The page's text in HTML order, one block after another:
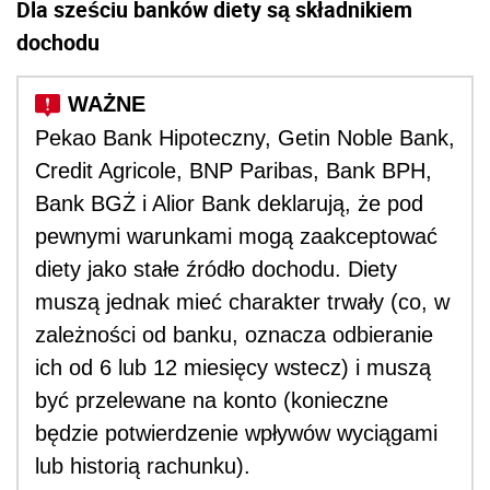
Dla sześciu banków diety są składnikiem
dochodu
Pekao Bank Hipoteczny, Getin Noble Bank,
Credit Agricole, BNP Paribas, Bank BPH,
Bank BGŻ i Alior Bank deklarują, że pod
pewnymi warunkami mogą zaakceptować
diety jako stałe źródło dochodu. Diety
muszą jednak mieć charakter trwały (co, w
zależności od banku, oznacza odbieranie
ich od 6 lub 12 miesięcy wstecz) i muszą
być przelewane na konto (konieczne
będzie potwierdzenie wpływów wyciągami
lub historią rachunku).